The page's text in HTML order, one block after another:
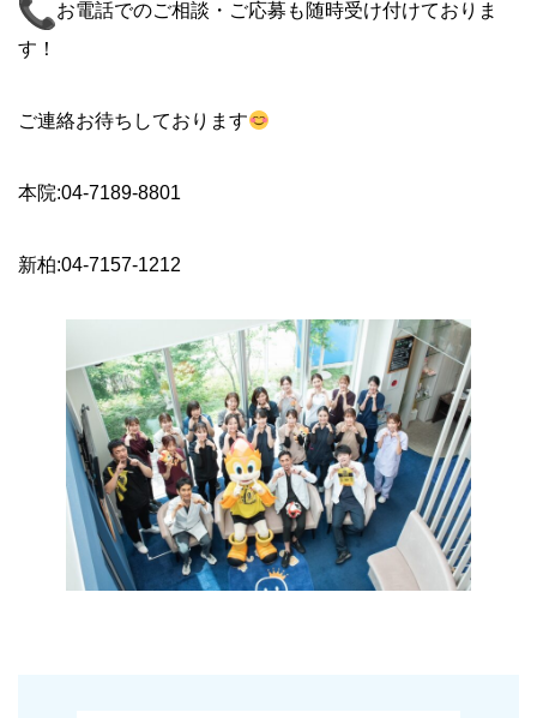
お電話でのご相談・ご応募も随時受け付けておりま
す！
ご連絡お待ちしております
本院:04-7189-8801
新柏:04-7157-1212